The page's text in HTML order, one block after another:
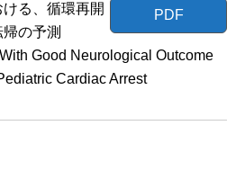
PDF
る、循環再開
の予測
Good Neurological Outcome
Cardiac Arrest